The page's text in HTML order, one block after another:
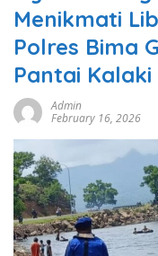
Menikmati
Polres Bima
Pantai Kalaki
Admin
February 16, 2026